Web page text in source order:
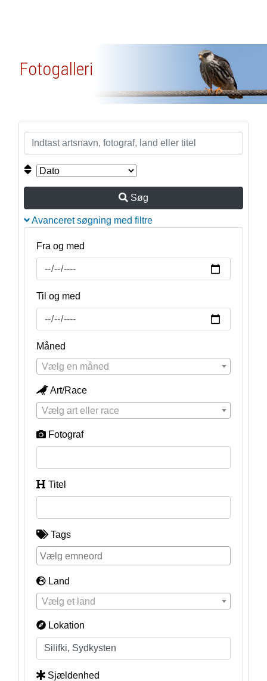
Fotogalleri
Søg
Avanceret søgning med filtre
Fra og med
Til og med
Måned
Vælg en måned
Art/Race
Vælg art eller race
Fotograf
Titel
Tags
Land
Vælg et land
Lokation
Sjældenhed